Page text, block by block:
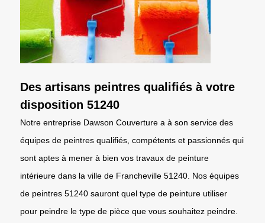
Des artisans peintres qualifiés à votre
disposition 51240
Notre entreprise Dawson Couverture a à son service des
équipes de peintres qualifiés, compétents et passionnés qui
sont aptes à mener à bien vos travaux de peinture
intérieure dans la ville de Francheville 51240. Nos équipes
de peintres 51240 sauront quel type de peinture utiliser
pour peindre le type de pièce que vous souhaitez peindre.